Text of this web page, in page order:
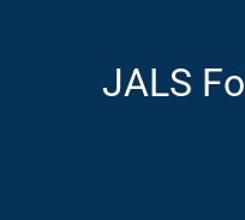
JALS